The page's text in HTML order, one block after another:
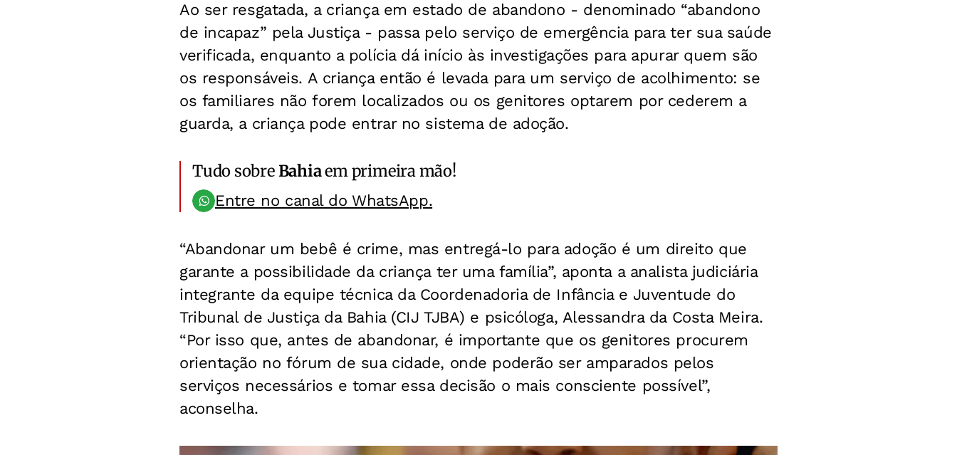
Ao ser resgatada, a criança em estado de abandono - denominado “abandono
de incapaz” pela Justiça - passa pelo serviço de emergência para ter sua saúde
verificada, enquanto a polícia dá início às investigações para apurar quem são
os responsáveis. A criança então é levada para um serviço de acolhimento: se
os familiares não forem localizados ou os genitores optarem por cederem a
guarda, a criança pode entrar no sistema de adoção.
Tudo sobreBahiaem primeira mão!
Entre no canal do WhatsApp.
“Abandonar um bebê é crime, mas entregá-lo para adoção é um direito que
garante a possibilidade da criança ter uma família”, aponta a analista judiciária
integrante da equipe técnica da Coordenadoria de Infância e Juventude do
Tribunal de Justiça da Bahia (CIJ TJBA) e psicóloga, Alessandra da Costa Meira.
“Por isso que, antes de abandonar, é importante que os genitores procurem
orientação no fórum de sua cidade, onde poderão ser amparados pelos
serviços necessários e tomar essa decisão o mais consciente possível”,
aconselha.